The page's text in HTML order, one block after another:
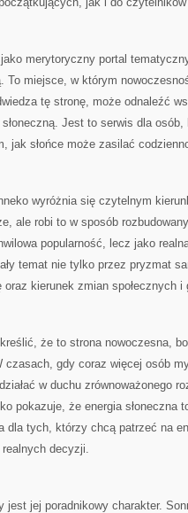
merytoryczny portal
To miejsce, w którym
tę stronę, może odnaleźć
Jest to serwis dla
jak słońce może zasilać
wyróżnia się czytelnym
ale robi to w sposób
popularność, lecz jako
temat nie tylko przez pryzmat
kierunek zmian społecznych i
że to strona nowoczesna,
czasach, gdy coraz więcej osób
w duchu zrównoważonego
pokazuje, że energia słoneczna
dla tych, którzy chcą patrzeć na
realnych decyzji.
jest jej poradnikowy charakter.